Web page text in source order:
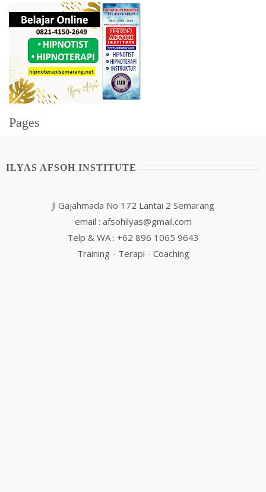
Pages
ILYAS AFSOH INSTITUTE
Jl Gajahmada No 172 Lantai 2 Semarang
email : afsohilyas@gmail.com
Telp & WA : +62 896 1065 9643
Training - Terapi - Coaching